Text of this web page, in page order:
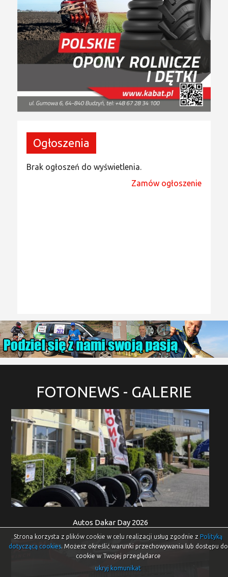
Ogłoszenia
Brak ogłoszeń do wyświetlenia.
Zamów ogłoszenie
FOTONEWS - GALERIE
Autos Dakar Day 2026
Strona korzysta z plików cookie w celu realizacji usług zgodnie z Polityką
dotyczącą cookies. Możesz określić warunki przechowywania lub dostępu do
cookie w Twojej przeglądarce
ukryj komunikat